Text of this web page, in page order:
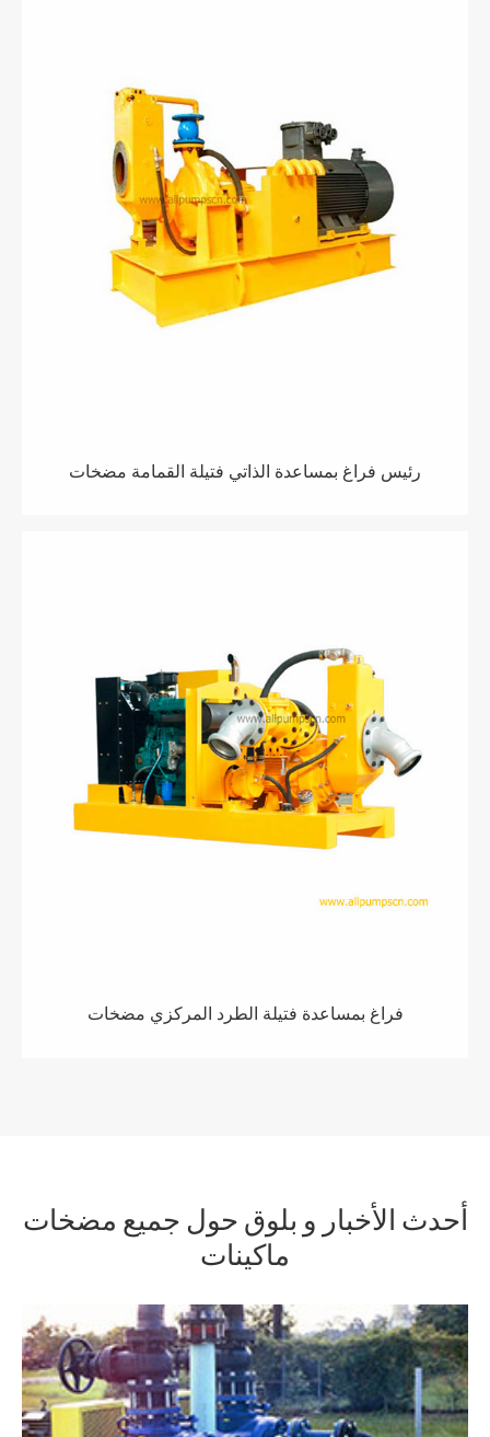
رئيس فراغ بمساعدة الذاتي فتيلة القمامة مضخات
فراغ بمساعدة فتيلة الطرد المركزي مضخات
أحدث الأخبار و بلوق حول جميع مضخات
ماكينات